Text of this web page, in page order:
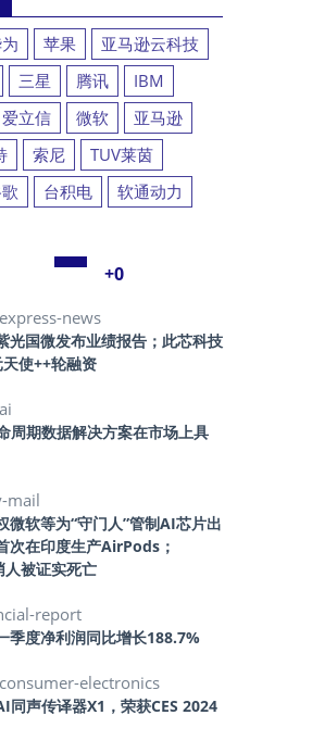
苹果
亚马逊云科技
三星 腾讯
IBM
爱立信 微软
亚马逊
索尼
TUV莱茵
台积电 软通动力
+0
news
光国微发布业绩报告；此芯科技
使++轮融资
周期数据解决方案在市场上具
mail
微软等为“守门人”管制AI芯片出
次在印度生产AirPods；
被证实死亡
report
季度净利润同比增长188.7%
electronics
同声传译器X1，荣获CES 2024